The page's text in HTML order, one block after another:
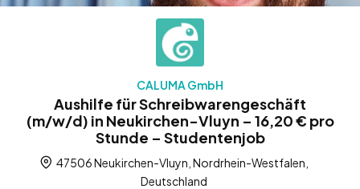
CALUMA GmbH
Aushilfe für Schreibwarengeschäft
(m/w/d) in Neukirchen-Vluyn – 16,20 € pro
Stunde – Studentenjob
47506 Neukirchen-Vluyn, Nordrhein-Westfalen,
Deutschland